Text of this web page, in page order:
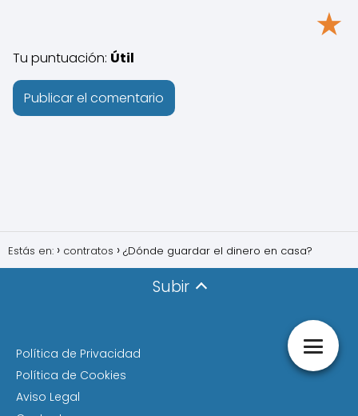
★
Tu puntuación: Útil
Estás en: contratos ¿Dónde guardar el dinero en casa?
Subir
Política de Privacidad
Política de Cookies
Aviso Legal